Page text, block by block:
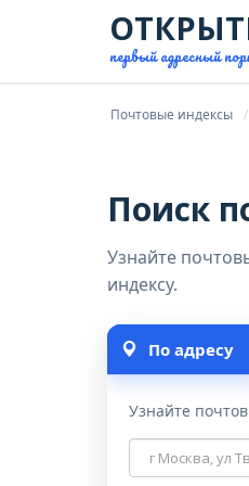
первый адресный
Почтовые индексы
Поиск
Узнайте
индексу.
По адресу
Узнайте
Адрес
для